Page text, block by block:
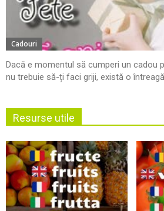
Cadouri
Dacă e momentul să cumperi un cadou
nu trebuie să-ți faci griji, există o
Resurse utile